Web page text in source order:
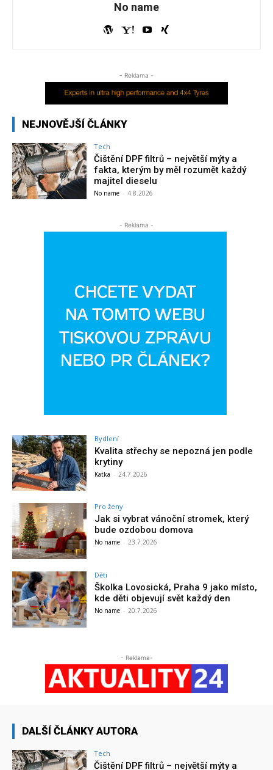
No name
- Reklama -
NEJNOVĚJŠÍ ČLÁNKY
Tech
Čištění DPF filtrů – největší mýty a
fakta, kterým by měl rozumět každý
majitel dieselu
No name - 4.8.2026
- Reklama -
Bydlení
Kvalita střechy se nepozná jen podle
krytiny
Katka - 24.7.2026
Pro ženy
Jak si vybrat vánoční stromek, který
bude ozdobou domova
No name - 23.7.2026
Děti
Školka Lovosická, Praha 9 jako místo,
kde děti objevují svět každý den
No name - 20.7.2026
- Reklama-
DALŠÍ ČLÁNKY AUTORA
Tech
Čištění DPF filtrů – největší mýty a